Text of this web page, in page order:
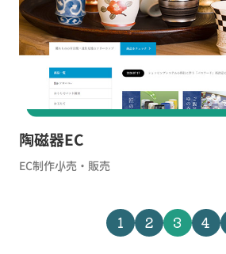
陶磁器EC
EC制作小売・販売
1 2 3 4